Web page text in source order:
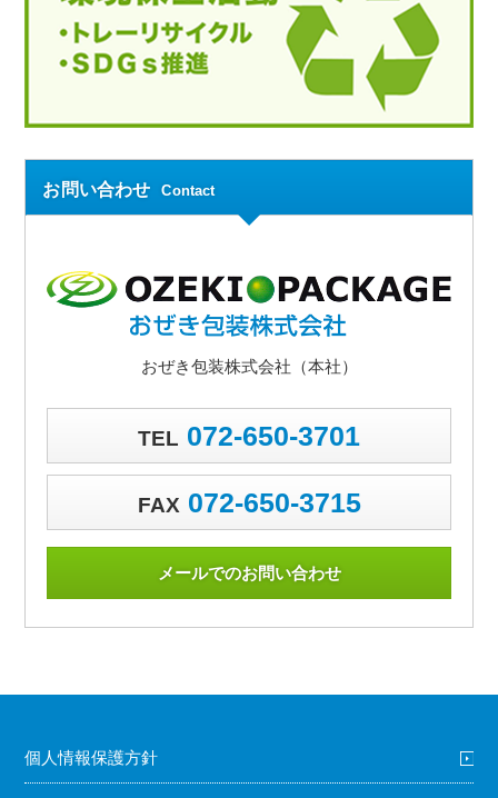
お問い合わせ Contact
おぜき包装株式会社（本社）
TEL 072-650-3701
FAX 072-650-3715
メールでのお問い合わせ
個人情報保護方針